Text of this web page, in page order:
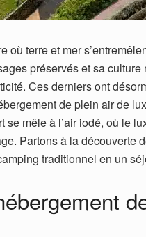
où terre et mer
préservés et sa
Ces derniers ont
de plein air de
mêle à l’air iodé, où le
Partons à la découverte
traditionnel en un